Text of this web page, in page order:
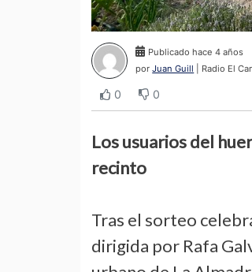
Publicado hace 4 años
porJuan Guill | Radio El
0 0
Los usuarios del
recinto
Tras el sorteo
dirigida por Rafa